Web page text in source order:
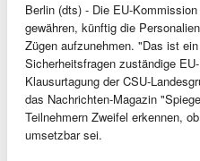
Berlin (dts) - Die EU-
gewähren, künftig die
Zügen aufzunehmen. "Das ist
Sicherheitsfragen zuständige
Klausurtagung der CSU-
das Nachrichten-Magazin
Teilnehmern Zweifel erkennen,
umsetzbar sei.